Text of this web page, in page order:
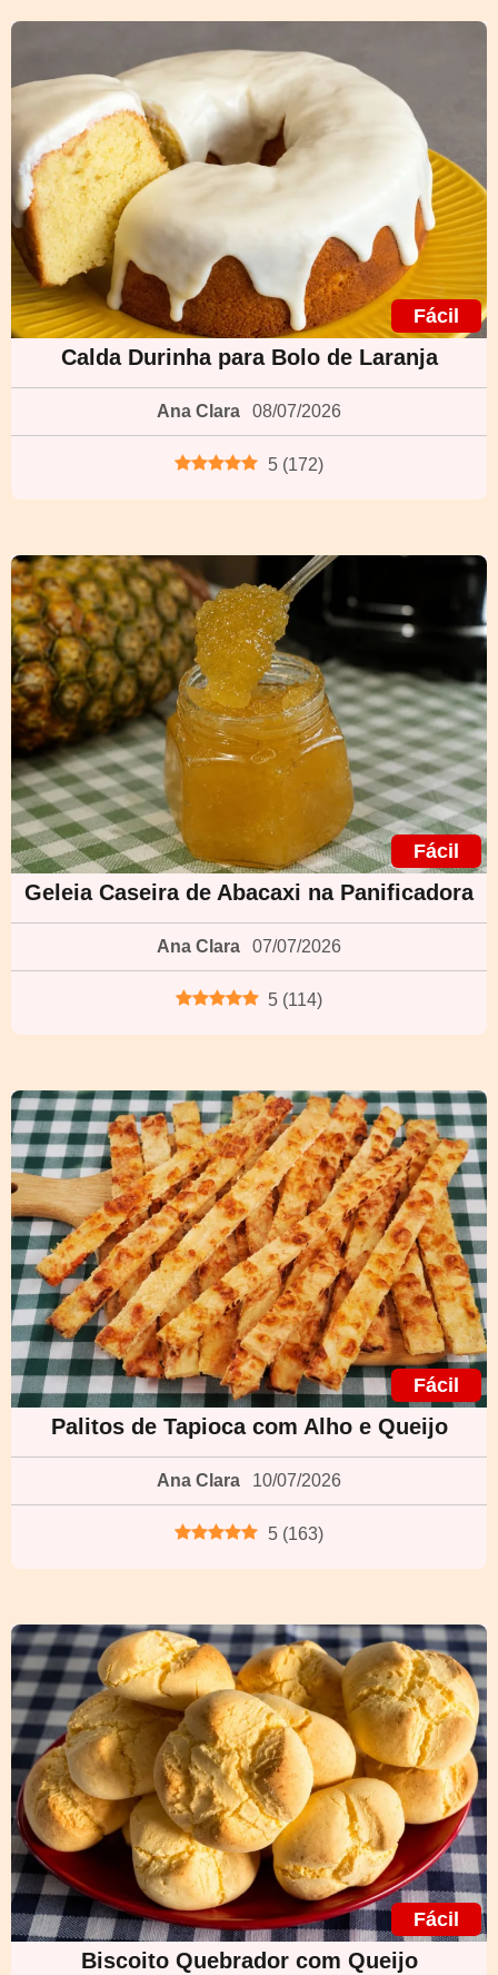
Fácil
Calda Durinha para Bolo de Laranja
Ana Clara 08/07/2026
5 (172)
Fácil
Geleia Caseira de Abacaxi na Panificadora
Ana Clara 07/07/2026
5 (114)
Fácil
Palitos de Tapioca com Alho e Queijo
Ana Clara 10/07/2026
5 (163)
Fácil
Biscoito Quebrador com Queijo